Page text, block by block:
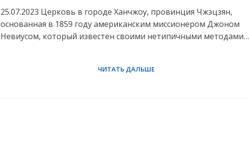
25.07.2023 Церковь в городе Ханчжоу, провинция Чжэцзян,
основанная в 1859 году американским миссионером Джоном
Невиусом, который известен своими нетипичными методами…